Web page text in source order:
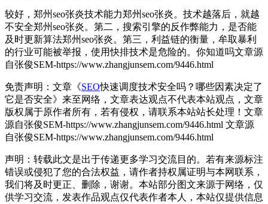
较好，郑州seo张炎技术能力郑州seo张炎。技术越落后，就越
不安全郑州seo张炎。第二，搜索引擎的反作弊能力，是否能
及时更新算法郑州seo张炎。第三，利益链的衡量，牟取暴利
的行业可能被举报，使用快排技术是危险的。你知道吗文章源
自张俊SEM-https://www.zhangjunsem.com/9446.html
免责声明：文章《SEO快速调度技术安全吗？哪些因素决定了
它是否安全》来至网络，文章表达观点不代表本站观点，文章
版权属于原作者所有，若有侵权，请联系本站站长处理！ 文章
源自张俊SEM-https://www.zhangjunsem.com/9446.html 文章源
自张俊SEM-https://www.zhangjunsem.com/9446.html
声明：转载此文是出于传递更多学习交流目的。若有来源标注
错误或侵犯了您的合法权益，请作者持权属证明与本网联系，
我们将及时更正、删除，谢谢。本站部分图文来源于网络，仅
供学习交流，发表作品观点仅代表作者本人，本站仅提供信息